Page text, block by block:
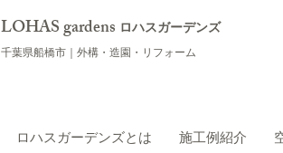
LOHAS gardens ロハスガーデンズ
千葉県船橋市｜外構・造園・リフォーム
ロハスガーデンズとは 施工例紹介